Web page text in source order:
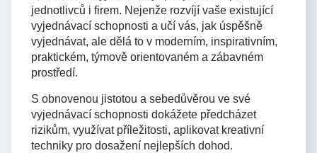
jednotlivců i firem. Nejenže rozvíjí vaše existující
vyjednávací schopnosti a učí vás, jak úspěšně
vyjednávat, ale dělá to v moderním, inspirativním,
praktickém, týmově orientovaném a zábavném
prostředí.
S obnovenou jistotou a sebedůvěrou ve své
vyjednávací schopnosti dokážete předcházet
rizikům, využívat příležitosti, aplikovat kreativní
techniky pro dosažení nejlepších dohod.